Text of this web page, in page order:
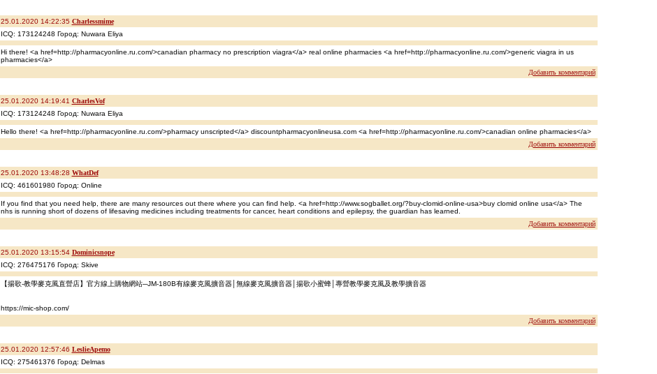
25.01.2020 14:22:35 Charlessmime
ICQ: 173124248 Город: Nuwara Eliya
Hi there! <a href=http://pharmacyonline.ru.com/>canadian pharmacy no prescription viagra</a> real online pharmacies <a href=http://pharmacyonline.ru.com/>generic viagra in us
pharmacies</a>
Добавить комментарий
25.01.2020 14:19:41 CharlesVof
ICQ: 173124248 Город: Nuwara Eliya
Hello there! <a href=http://pharmacyonline.ru.com/>pharmacy unscripted</a> discountpharmacyonlineusa.com <a href=http://pharmacyonline.ru.com/>canadian online pharmacies</a>
Добавить комментарий
25.01.2020 13:48:28 WhatDef
ICQ: 461601980 Город: Online
If you find that you need help, there are many resources out there where you can find help. <a href=http://www.sogballet.org/?buy-clomid-online-usa>buy clomid online usa</a> The
nhs is running short of dozens of lifesaving medicines including treatments for cancer, heart conditions and epilepsy, the guardian has learned.
Добавить комментарий
25.01.2020 13:15:54 Dominicsnope
ICQ: 276475176 Город: Skive
【揚歌-教學麥克風直營店】官方線上購物網站─JM-180B有線麥克風擴音器│無線麥克風擴音器│揚歌小蜜蜂│專營教學麥克風及教學擴音器
https://mic-shop.com/
Добавить комментарий
25.01.2020 12:57:46 LeslieApemo
ICQ: 275461376 Город: Delmas